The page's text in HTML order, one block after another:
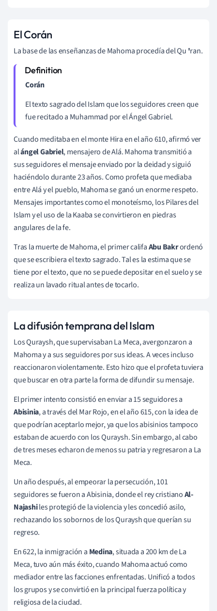
El Corán
La base de las enseñanzas de Mahoma procedía del Qu 'ran.
Corán
El texto sagrado del Islam que los seguidores creen que
fue recitado a Muhammad por el Ángel Gabriel.
Cuando meditaba en el monte Hira en el año 610, afirmó ver
alángel Gabriel, mensajero de Alá. Mahoma transmitió a
sus seguidores el mensaje enviado por la deidad y siguió
haciéndolo durante 23 años. Como profeta que mediaba
entre Alá y el pueblo, Mahoma se ganó un enorme respeto.
Mensajes importantes como el monoteísmo, los Pilares del
Islam y el uso de la Kaaba se convirtieron en piedras
angulares de la fe.
Tras la muerte de Mahoma, el primer califaAbu Bakrordenó
que se escribiera el texto sagrado. Tal es la estima que se
tiene por el texto, que no se puede depositar en el suelo y se
realiza un lavado ritual antes de tocarlo.
La difusión temprana del Islam
Los Quraysh, que supervisabanLa Meca, avergonzaron a
Mahoma y a sus seguidores por sus ideas. A veces incluso
reaccionaron violentamente. Esto hizo que el profeta tuviera
que buscar en otra parte la forma de difundir su mensaje.
El primer intento consistió en enviar a 15 seguidores a
Abisinia, a través del Mar Rojo, en el año 615, con la idea de
que podrían aceptarlo mejor, ya que los abisinios tampoco
estaban de acuerdo con los Quraysh. Sin embargo, al cabo
de tres meses echaron de menos su patria y regresaron a La
Meca.
Un año después, al empeorar la persecución, 101
seguidores se fueron a Abisinia, donde el rey cristianoAl-
Najashiles protegió de la violencia y les concedió asilo,
rechazando los sobornos de los Quraysh que querían su
regreso.
En 622, la inmigración a Medina, situada a 200 km de La
Meca, tuvo aún más éxito, cuando Mahoma actuó como
mediador entre las facciones enfrentadas. Unificó a todos
los grupos y se convirtió en la principal fuerza política y
religiosa de la ciudad.